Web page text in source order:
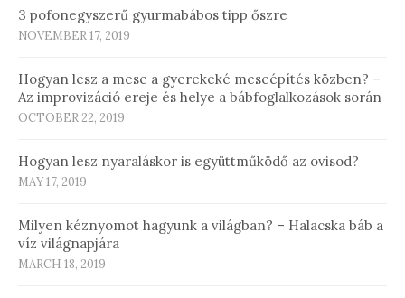
3 pofonegyszerű gyurmabábos tipp őszre
NOVEMBER 17, 2019
Hogyan lesz a mese a gyerekeké meseépítés közben? –
Az improvizáció ereje és helye a bábfoglalkozások során
OCTOBER 22, 2019
Hogyan lesz nyaraláskor is együttműködő az ovisod?
MAY 17, 2019
Milyen kéznyomot hagyunk a világban? – Halacska báb a
víz világnapjára
MARCH 18, 2019